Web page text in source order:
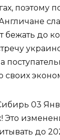
поэтому
бежать до
своих
03 Янв
до